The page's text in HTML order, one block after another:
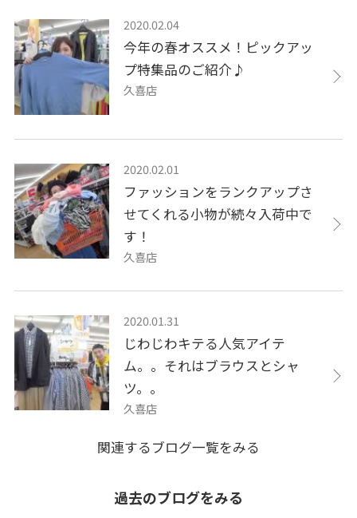
2020.02.04
今年の春オススメ！ピックアッ
プ特集品のご紹介♪
久喜店
2020.02.01
ファッションをランクアップさ
せてくれる小物が続々入荷中で
す！
久喜店
2020.01.31
じわじわキテる人気アイテ
ム。。それはブラウスとシャ
ツ。。
久喜店
関連するブログ一覧をみる
過去のブログをみる